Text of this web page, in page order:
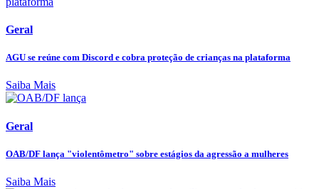
Geral
AGU se reúne com Discord e cobra proteção de crianças na plataforma
Saiba Mais
Geral
OAB/DF lança "violentômetro" sobre estágios da agressão a mulheres
Saiba Mais